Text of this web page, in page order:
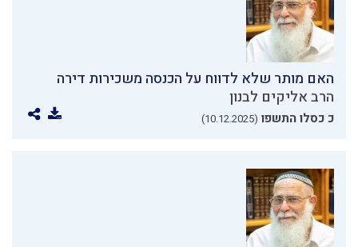
האם מותר שלא לדווח על הכנסה משכירות דירה
הרב אליקים לבנון
כ כסלו התשפו (10.12.2025)